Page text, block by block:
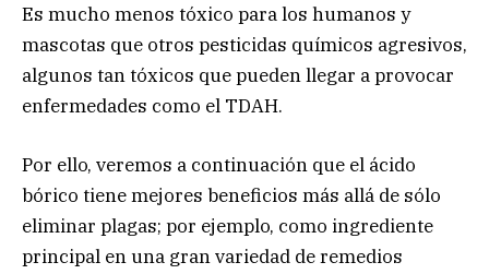
Es mucho menos tóxico para los humanos y
mascotas que otros pesticidas químicos agresivos,
algunos tan tóxicos que pueden llegar a provocar
enfermedades como el TDAH.
Por ello, veremos a continuación que el ácido
bórico tiene mejores beneficios más allá de sólo
eliminar plagas; por ejemplo, como ingrediente
principal en una gran variedad de remedios